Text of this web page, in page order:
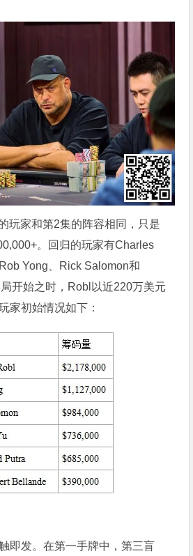
玩家和第2集的阵容相同，只是
。回归的玩家有Charles
Yong、Rick Salomon和
开始之时，Robl以近220万美元
家初始情况如下：
即发。在第一手牌中，第三盲